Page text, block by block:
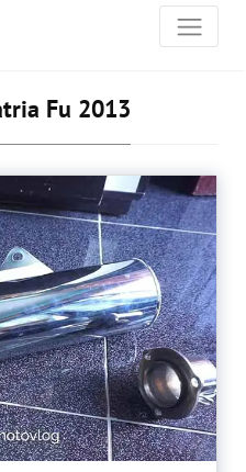
Fu 2013